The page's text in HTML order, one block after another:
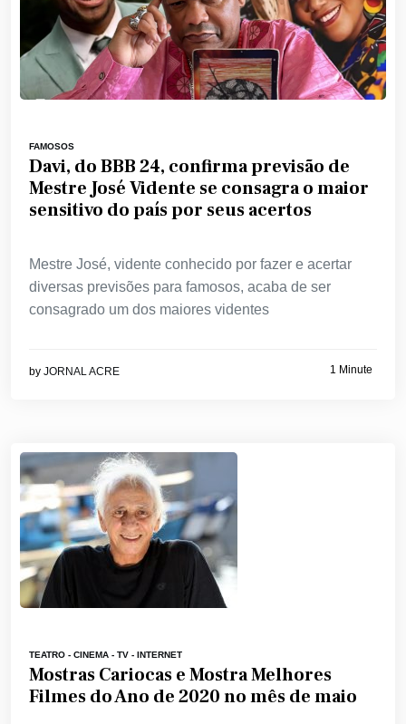
FAMOSOS
Davi, do BBB 24, confirma previsão de
Mestre José Vidente se consagra o maior
sensitivo do país por seus acertos
Mestre José, vidente conhecido por fazer e acertar
diversas previsões para famosos, acaba de ser
consagrado um dos maiores videntes
by JORNAL ACRE 1 Minute
TEATRO - CINEMA - TV - INTERNET
Mostras Cariocas e Mostra Melhores
Filmes do Ano de 2020 no mês de maio